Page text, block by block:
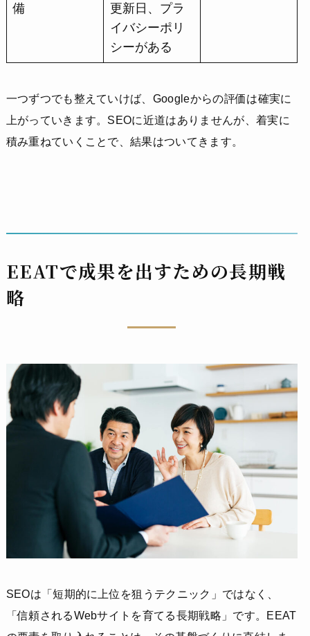
備
更新日、プラ
イバシーポリ
シーがある
一つずつでも整えていけば、Googleからの評価は確実に
上がっていきます。SEOに近道はありませんが、着実に
積み重ねていくことで、結果はついてきます。
EEATで成果を出すための長期戦
略
SEOは「短期的に上位を狙うテクニック」ではなく、
「信頼されるWebサイトを育てる長期戦略」です。EEAT